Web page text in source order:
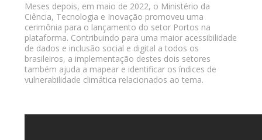
Meses depois, em maio de 2022, o Ministério da
Ciência, Tecnologia e Inovação promoveu uma
cerimônia para o lançamento do setor Portos na
plataforma. Contribuindo para uma maior acessibilidade
de dados e inclusão social e digital a todos os
brasileiros, a implementação destes dois setores
também ajuda a mapear e identificar os índices de
vulnerabilidade climática relacionados ao tema.